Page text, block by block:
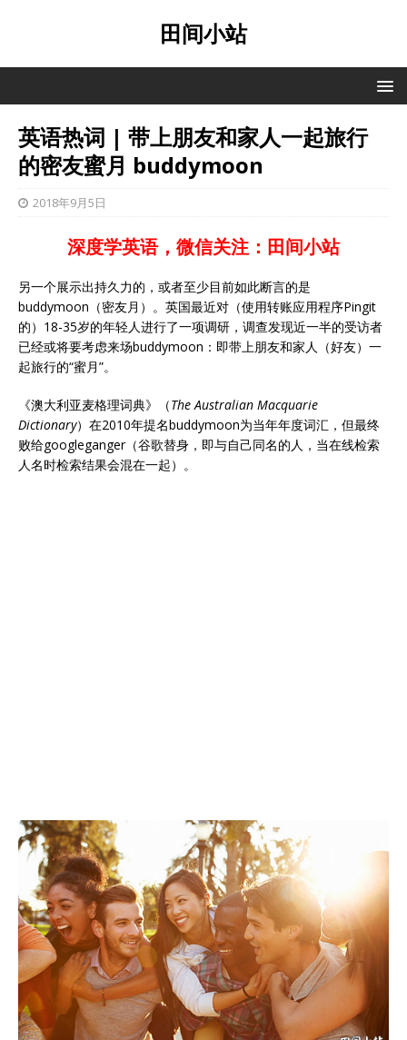
田间小站
英语热词 | 带上朋友和家人一起旅行
的密友蜜月 buddymoon
2018年9月5日
深度学英语，微信关注：田间小站
另一个展示出持久力的，或者至少目前如此断言的是
buddymoon（密友月）。英国最近对（使用转账应用程序Pingit
的）18-35岁的年轻人进行了一项调研，调查发现近一半的受访者
已经或将要考虑来场buddymoon：即带上朋友和家人（好友）一
起旅行的“蜜月”。
《澳大利亚麦格理词典》（The Australian Macquarie
Dictionary）在2010年提名buddymoon为当年年度词汇，但最终
败给googleganger（谷歌替身，即与自己同名的人，当在线检索
人名时检索结果会混在一起）。